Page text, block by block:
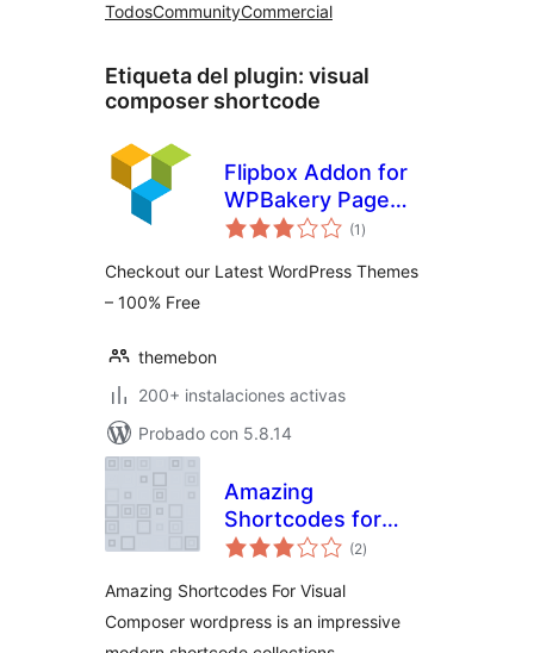
TodosCommunityCommercial
Etiqueta del plugin: visual
composer shortcode
Flipbox Addon for
WPBakery Page
Builder (formerly
(1 valoraciones
en
)
Checkout our Latest WordPress Themes
– 100% Free
themebon
200+ instalaciones activas
Probado con 5.8.14
Amazing
Shortcodes for
Visual Composer
(2valoraciones
en
)
Amazing Shortcodes For Visual
Composer wordpress is an impressive